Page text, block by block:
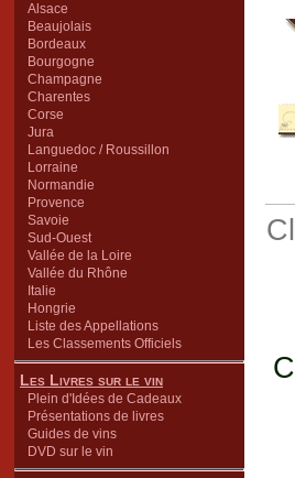
Alsace
Beaujolais
Bordeaux
Bourgogne
Champagne
Charentes
Corse
Jura
Languedoc / Roussillon
Lorraine
Normandie
Provence
Savoie
Sud-Ouest
Vallée de la Loire
Vallée du Rhône
Italie
Hongrie
Liste des Appellations
Les Classements Officiels
Les Livres sur le vin
Plein d'Idées de Cadeaux
Présentations de livres
Guides de vins
DVD sur le vin